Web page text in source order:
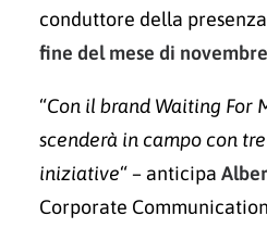
conduttore della
fine del mese di
“Con il brand Waiting For
scenderà in campo con
iniziative“ – anticipa
Corporate